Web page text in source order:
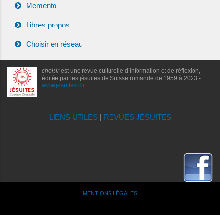
Memento
Libres propos
Choisir en réseau
choisirest une revue culturelle d’information et de réflexion,
éditée par les jésuites de Suisse romande de 1959 à 2023 -
www.jesuites.ch
LIENS UTILES| REVUES JÉSUITES
MENTIONS LÉGALES